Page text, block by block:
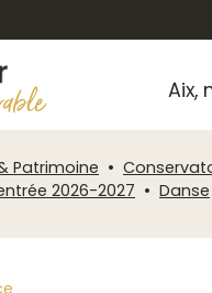
Aix,
Patrimoine
2026-2027
Danse